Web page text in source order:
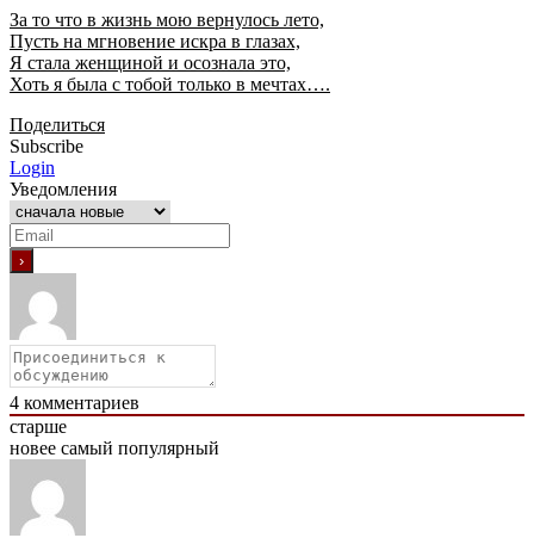
За то что в жизнь мою вернулось лето,
Пусть на мгновение искра в глазах,
Я стала женщиной и осознала это,
Хоть я была с тобой только в мечтах….
Поделиться
Subscribe
Login
Уведомления
4 комментариев
старше
новее самый популярный